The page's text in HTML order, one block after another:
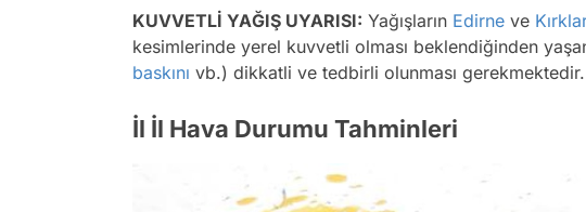
KUVVETLİ YAĞIŞ UYARISI: Yağışların Edirne ve
kesimlerinde yerel kuvvetli olması beklendiğinden
baskını vb.) dikkatli ve tedbirli olunması gerekmektedir.
İl İl Hava Durumu Tahminleri